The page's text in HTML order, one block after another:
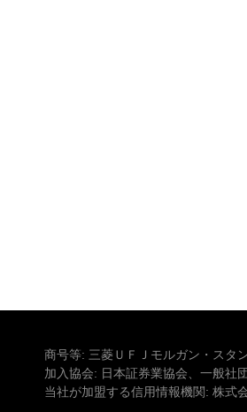
商号等: 三菱ＵＦＪモルガン・ス
加入協会: 日本証券業協会、一般社
当社が加盟する信用情報機関: 株式